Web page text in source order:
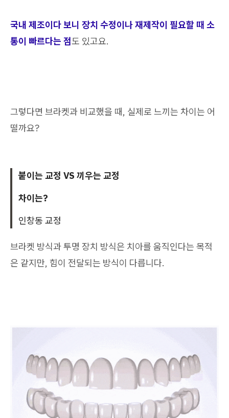
국내 제조이다 보니 장치 수정이나 재제작이 필요할 때 소
통이 빠르다는 점도 있고요.
그렇다면 브라켓과 비교했을 때, 실제로 느끼는 차이는 어
떨까요?
붙이는 교정 VS 끼우는 교정
차이는?
인창동 교정
브라켓 방식과 투명 장치 방식은 치아를 움직인다는 목적
은 같지만, 힘이 전달되는 방식이 다릅니다.